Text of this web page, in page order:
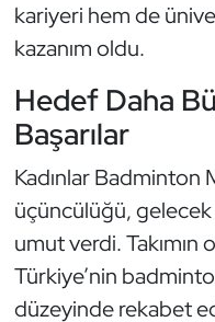
kariyeri hem de
kazanım oldu.
Hedef Daha
Başarılar
Kadınlar Badminton
üçüncülüğü,
umut verdi.
Türkiye’nin
düzeyinde rekabet
Ragbi
Satranç
Su Topu
Sualtı Sporları
Tekvando
Tenis